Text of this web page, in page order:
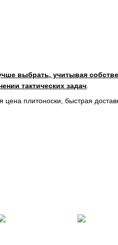
выбрать, учитывая
тактических задач
цена плитоноски, быстрая